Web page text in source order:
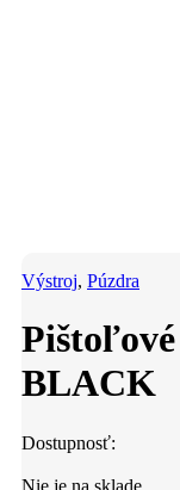
Výstroj, Púzdra
BLACK
Dostupnosť:
Nie je na sklade